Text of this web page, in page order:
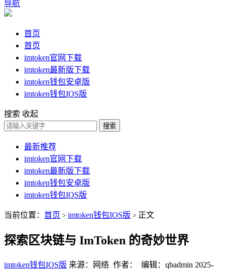
导航
首页
首页
imtoken官网下载
imtoken最新版下载
imtoken钱包安卓版
imtoken钱包IOS版
搜索 收起
搜索
最新推荐
imtoken官网下载
imtoken最新版下载
imtoken钱包安卓版
imtoken钱包IOS版
当前位置： 首页 > imtoken钱包IOS版 > 正文
探索区块链与 ImToken 的奇妙世界
imtoken钱包IOS版 来源：网络 作者： 编辑：qbadmin 2025-